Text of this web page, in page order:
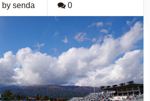
by senda 0